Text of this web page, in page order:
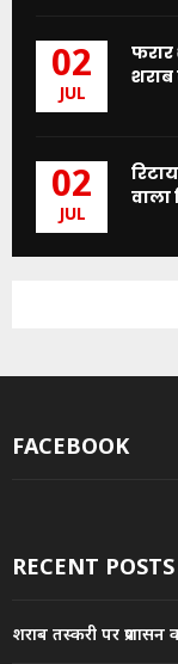
02
JUL
फरार
शराब
02
JUL
वाला
FACEBOOK
RECENT POSTS
शराब तस्करी पर प्रशासन